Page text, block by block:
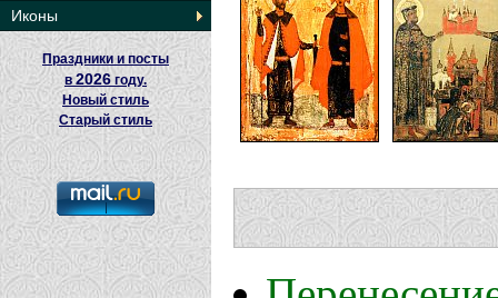
Иконы
Праздники и посты
в2026 году.
Новый стиль
Старый стиль